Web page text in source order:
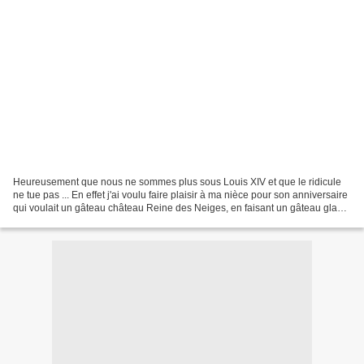
Heureusement que nous ne sommes plus sous Louis XIV et que le ridicule
ne tue pas ... En effet j'ai voulu faire plaisir à ma nièce pour son anniversaire
qui voulait un gâteau château Reine des Neiges, en faisant un gâteau glacé.